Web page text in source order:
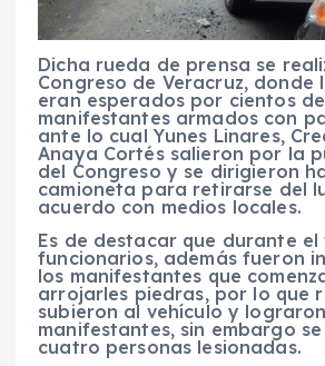
Dicha rueda de prensa se
Congreso de Veracruz, donde
eran esperados por cientos de
manifestantes armados con
ante lo cual Yunes Linares,
Anaya Cortés salieron por la
del Congreso y se dirigieron
camioneta para retirarse del
acuerdo con medios locales.
Es de destacar que durante
funcionarios, además fueron
los manifestantes que
arrojarles piedras, por lo que
subieron al vehículo y
manifestantes, sin embargo
cuatro personas lesionadas.